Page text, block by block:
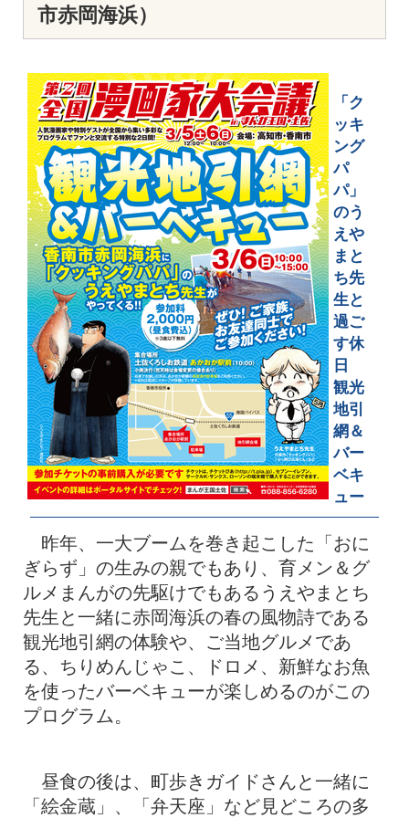
市赤岡海浜）
「ク
ッキ
ング
パ
パ」
のう
えや
まと
ち先
生と
過ご
す休
日
観光
地引
網＆
バー
ベキ
ュー
昨年、一大ブームを巻き起こした「おに
ぎらず」の生みの親でもあり、育メン＆グ
ルメまんがの先駆けでもあるうえやまとち
先生と一緒に赤岡海浜の春の風物詩である
観光地引網の体験や、ご当地グルメであ
る、ちりめんじゃこ、ドロメ、新鮮なお魚
を使ったバーベキューが楽しめるのがこの
プログラム。
昼食の後は、町歩きガイドさんと一緒に
「絵金蔵」、「弁天座」など見どころの多